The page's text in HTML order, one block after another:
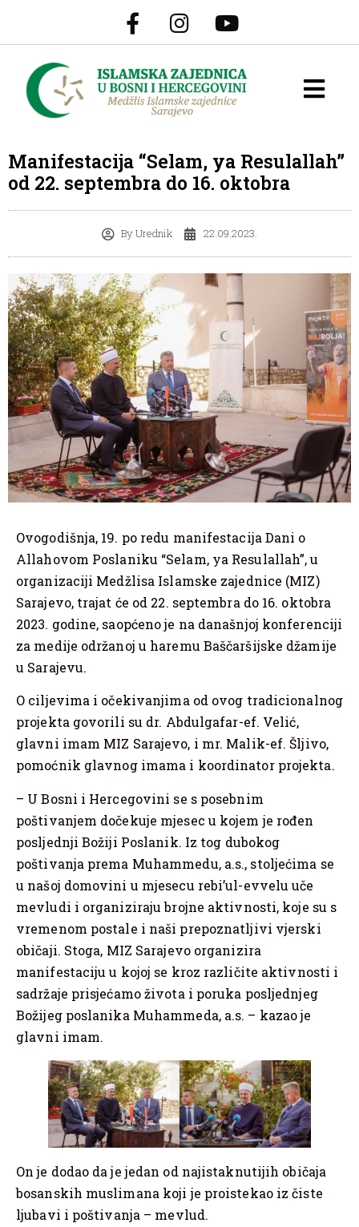
Manifestacija “Selam, ya Resulallah”
od 22. septembra do 16. oktobra
ByUrednik 22.09.2023.
Ovogodišnja, 19. po redu manifestacija Dani o
Allahovom Poslaniku “Selam, ya Resulallah”, u
organizaciji Medžlisa Islamske zajednice (MIZ)
Sarajevo, trajat će od 22. septembra do 16. oktobra
2023. godine, saopćeno je na današnjoj konferenciji
za medije održanoj u haremu Baščaršijske džamije
u Sarajevu.
O ciljevima i očekivanjima od ovog tradicionalnog
projekta govorili su dr. Abdulgafar-ef. Velić,
glavni imam MIZ Sarajevo, i mr. Malik-ef. Šljivo,
pomoćnik glavnog imama i koordinator projekta.
– U Bosni i Hercegovini se s posebnim
poštivanjem dočekuje mjesec u kojem je rođen
posljednji Božiji Poslanik. Iz tog dubokog
poštivanja prema Muhammedu, a.s., stoljećima se
u našoj domovini u mjesecu rebi’ul-evvelu uče
mevludi i organiziraju brojne aktivnosti, koje su s
vremenom postale i naši prepoznatljivi vjerski
običaji. Stoga, MIZ Sarajevo organizira
manifestaciju u kojoj se kroz različite aktivnosti i
sadržaje prisjećamo života i poruka posljednjeg
Božijeg poslanika Muhammeda, a.s. – kazao je
glavni imam.
On je dodao da je jedan od najistaknutijih običaja
bosanskih muslimana koji je proistekao iz čiste
ljubavi i poštivanja – mevlud.